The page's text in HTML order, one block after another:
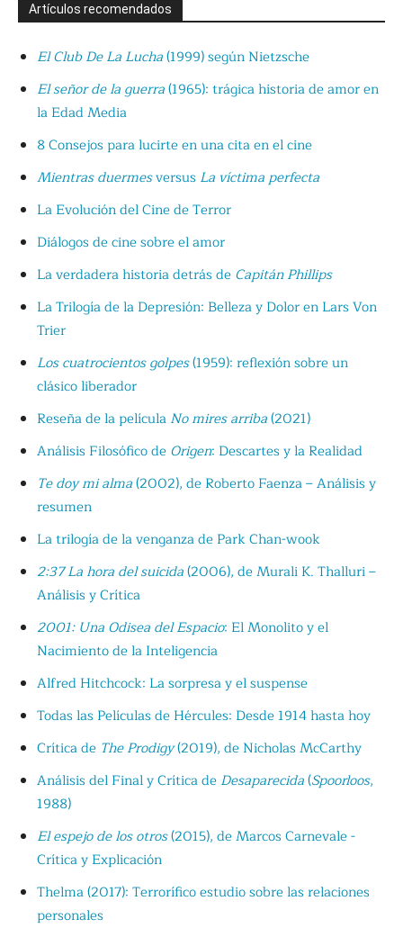
Artículos recomendados
El Club De La Lucha(1999) según Nietzsche
El señor de la guerra(1965): trágica historia de amor en
la Edad Media
8 Consejos para lucirte en una cita en el cine
Mientras duermesversus La víctima perfecta
La Evolución del Cine de Terror
Diálogos de cine sobre el amor
La verdadera historia detrás de Capitán Phillips
La Trilogía de la Depresión: Belleza y Dolor en Lars Von
Trier
Los cuatrocientos golpes(1959): reflexión sobre un
clásico liberador
Reseña de la película No mires arriba(2021)
Análisis Filosófico de Origen: Descartes y la Realidad
Te doy mi alma(2002), de Roberto Faenza – Análisis y
resumen
La trilogía de la venganza de Park Chan-wook
2:37 La hora del suicida(2006), de Murali K. Thalluri –
Análisis y Crítica
2001: Una Odisea del Espacio: El Monolito y el
Nacimiento de la Inteligencia
Alfred Hitchcock: La sorpresa y el suspense
Todas las Películas de Hércules: Desde 1914 hasta hoy
Crítica de The Prodigy(2019), de Nicholas McCarthy
Análisis del Final y Crítica de Desaparecida(Spoorloos,
1988)
El espejo de los otros(2015), de Marcos Carnevale -
Crítica y Explicación
Thelma (2017): Terrorífico estudio sobre las relaciones
personales